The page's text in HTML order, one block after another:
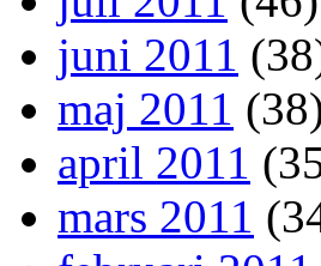
juni 2011
maj 2011
april 2011
mars 2011